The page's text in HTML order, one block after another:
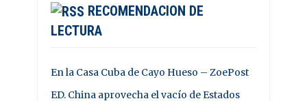
RECOMENDACION DE
LECTURA
En la Casa Cuba de Cayo Hueso – ZoePost
ED. China aprovecha el vacío de Estados